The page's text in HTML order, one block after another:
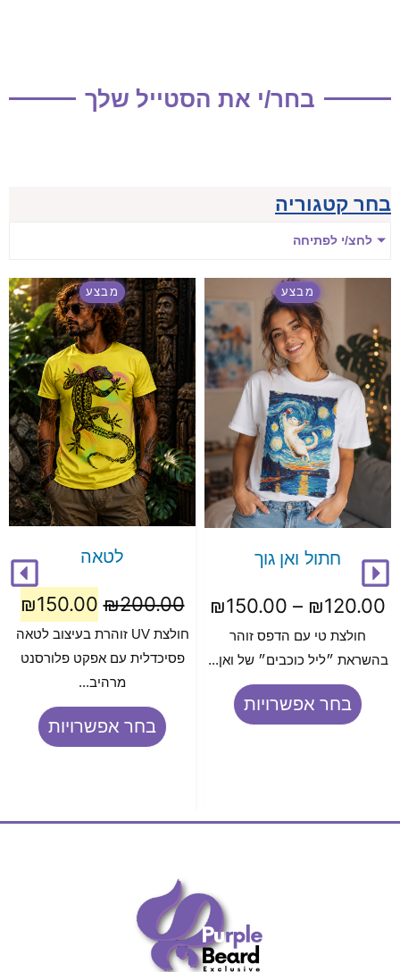
בחר/י את הסטייל שלך
בחר קטגוריה
לחצ/י לפתיחה
מבצע
חתול ואן גוך
₪120.00
–
₪150.00
חולצת טי עם הדפס זוהר
בהשראת ״ליל כוכבים״ של ואן...
בחר אפשרויות
מבצע
לטאה
₪200.00
₪150.00
חולצת UV זוהרת בעיצוב לטאה
פסיכדלית עם אפקט פלורסנט
מרהיב...
בחר אפשרויות